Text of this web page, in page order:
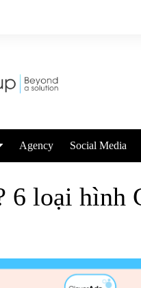
Agency Social Media
6 loại hình